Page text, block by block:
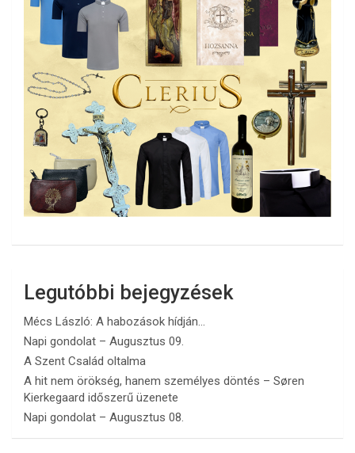
Legutóbbi bejegyzések
Mécs László: A habozások hídján…
Napi gondolat – Augusztus 09.
A Szent Család oltalma
A hit nem örökség, hanem személyes döntés – Søren
Kierkegaard időszerű üzenete
Napi gondolat – Augusztus 08.